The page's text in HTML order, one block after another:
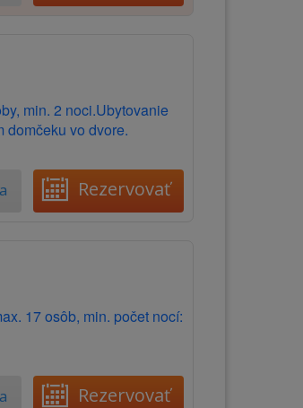
min. 2 noci.Ubytovanie
domčeku vo dvore.
Rezervovať
17 osôb, min. počet nocí:
Rezervovať